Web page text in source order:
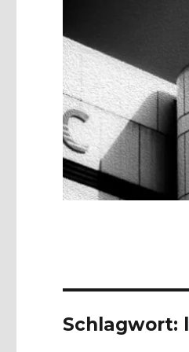
Schlagwort: